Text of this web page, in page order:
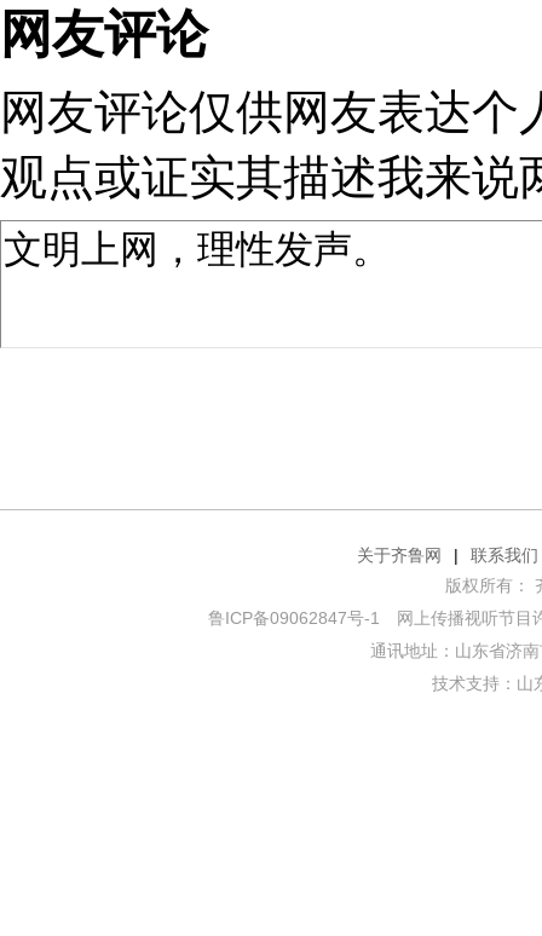
网友评论
网友评论仅供网友表达
观点或证实其描述我来说
关于齐鲁网 |
联系我们
版权所有：
鲁ICP备09062847号-1
网上传播视听节目
通讯地址：山东省济
技术支持： 山